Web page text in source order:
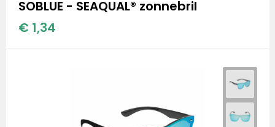
SOBLUE - SEAQUAL® zonnebril
€ 1,34